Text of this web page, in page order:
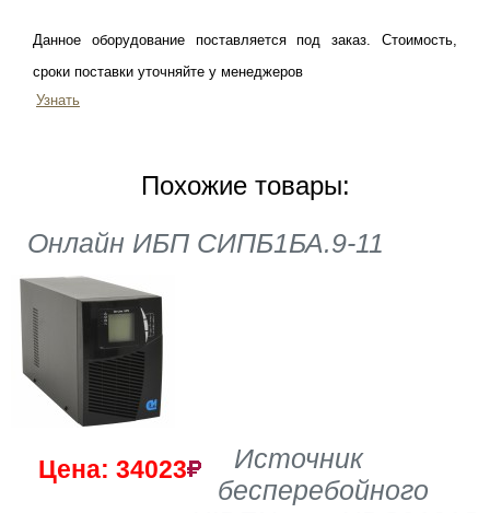
Данное оборудование поставляется под заказ. Стоимость,
сроки поставки уточняйте у менеджеров
Узнать
Похожие товары:
Онлайн ИБП СИПБ1БА.9-11
Цена: 34023
Источник
бесперебойного